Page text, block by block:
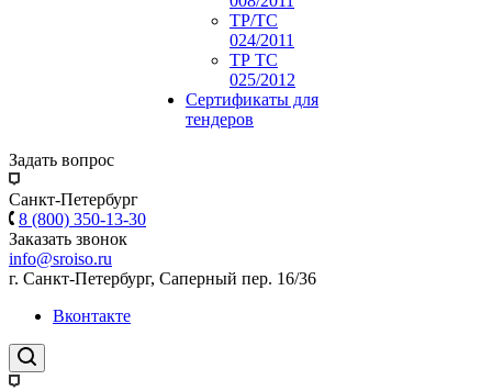
ТР/ТС
024/2011
ТР ТС
025/2012
Сертификаты для
тендеров
Задать вопрос
Санкт-Петербург
8 (800) 350-13-30
Заказать звонок
info@sroiso.ru
г. Санкт-Петербург, Саперный пер. 16/36
Вконтакте